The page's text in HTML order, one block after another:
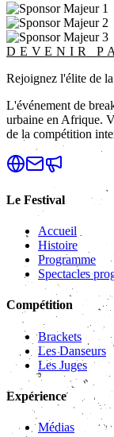
DEVENIR
Rejoignez l'élite de
L'événement de
urbaine en Afrique.
de la compétition
Le Festival
Accueil
Histoire
Programme
Spectacles
Compétition
Brackets
Les Danseurs
Les Juges
Expérience
Médias